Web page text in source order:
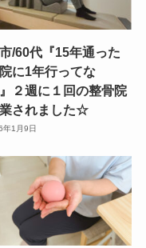
/60代『15年通った
に1年行ってな
２週に１回の整骨院
されました☆
年1月9日